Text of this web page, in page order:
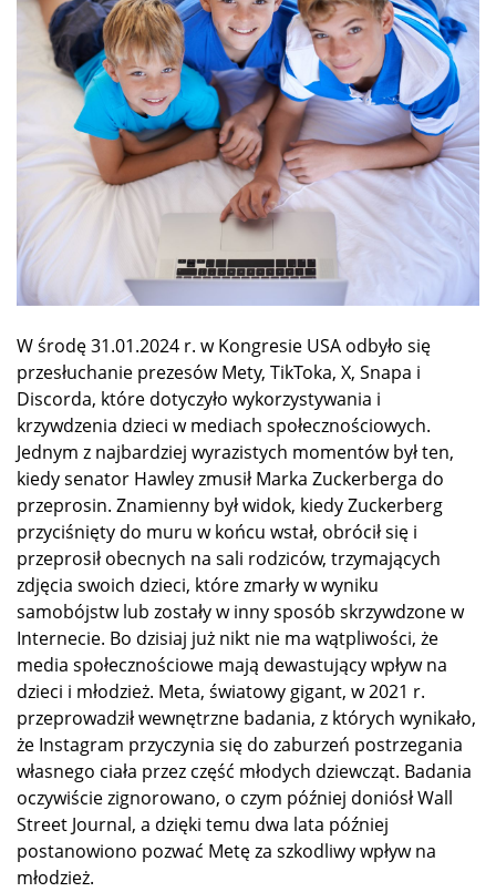
W środę 31.01.2024 r. w Kongresie USA odbyło się
przesłuchanie prezesów Mety, TikToka, X, Snapa i
Discorda, które dotyczyło wykorzystywania i
krzywdzenia dzieci w mediach społecznościowych.
Jednym z najbardziej wyrazistych momentów był ten,
kiedy senator Hawley zmusił Marka Zuckerberga do
przeprosin. Znamienny był widok, kiedy Zuckerberg
przyciśnięty do muru w końcu wstał, obrócił się i
przeprosił obecnych na sali rodziców, trzymających
zdjęcia swoich dzieci, które zmarły w wyniku
samobójstw lub zostały w inny sposób skrzywdzone w
Internecie. Bo dzisiaj już nikt nie ma wątpliwości, że
media społecznościowe mają dewastujący wpływ na
dzieci i młodzież. Meta, światowy gigant, w 2021 r.
przeprowadził wewnętrzne badania, z których wynikało,
że Instagram przyczynia się do zaburzeń postrzegania
własnego ciała przez część młodych dziewcząt. Badania
oczywiście zignorowano, o czym później doniósł Wall
Street Journal, a dzięki temu dwa lata później
postanowiono pozwać Metę za szkodliwy wpływ na
młodzież.